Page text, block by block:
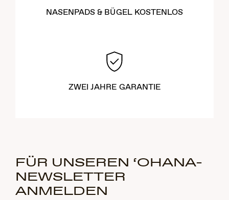
NASENPADS & BÜGEL KOSTENLOS
ZWEI JAHRE GARANTIE
FÜR UNSEREN ‘OHANA-
NEWSLETTER
ANMELDEN